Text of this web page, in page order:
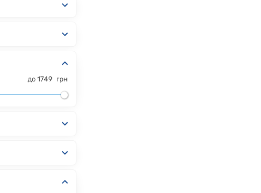
до 1749 грн